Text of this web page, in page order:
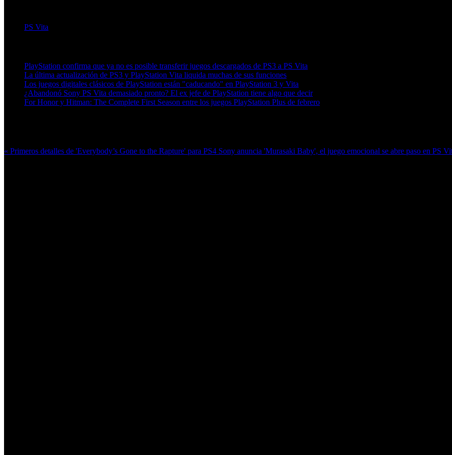
PS Vita
PlayStation confirma que ya no es posible transferir juegos descargados de PS3 a PS Vita
La última actualización de PS3 y PlayStation Vita liquida muchas de sus funciones
Los juegos digitales clásicos de PlayStation están "caducando" en PlayStation 3 y Vita
¿Abandonó Sony PS Vita demasiado pronto? El ex jefe de PlayStation tiene algo que decir
For Honor y Hitman: The Complete First Season entre los juegos PlayStation Plus de febrero
« Primeros detalles de 'Everybody’s Gone to the Rapture' para PS4 Sony anuncia 'Murasaki Baby', el juego emocional se abre paso en PS